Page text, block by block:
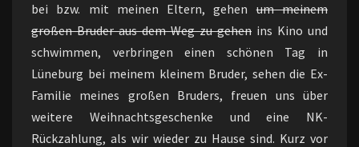
bei bzw. mit meinen Eltern, gehenum meinem
großen Bruder aus dem Weg zu gehen ins Kino und
schwimmen, verbringen einen schönen Tag in
Lüneburg bei meinem kleinem Bruder, sehen die Ex-
Familie meines großen Bruders, freuen uns über
weitere Weihnachtsgeschenke und eine NK-
Rückzahlung, als wir wieder zu Hause sind. Kurz vor